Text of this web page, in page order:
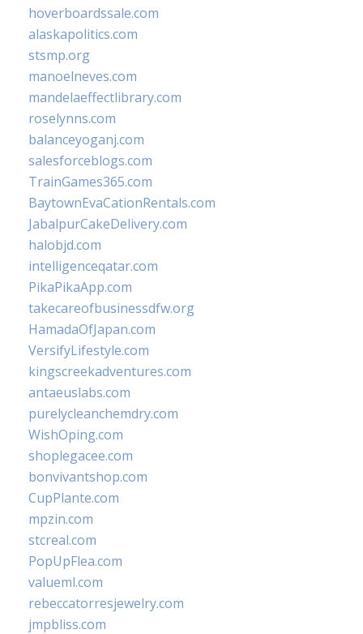
hoverboardssale.com
alaskapolitics.com
stsmp.org
manoelneves.com
mandelaeffectlibrary.com
roselynns.com
balanceyoganj.com
salesforceblogs.com
TrainGames365.com
BaytownEvaCationRentals.com
JabalpurCakeDelivery.com
halobjd.com
intelligenceqatar.com
PikaPikaApp.com
takecareofbusinessdfw.org
HamadaOfJapan.com
VersifyLifestyle.com
kingscreekadventures.com
antaeuslabs.com
purelycleanchemdry.com
WishOping.com
shoplegacee.com
bonvivantshop.com
CupPlante.com
mpzin.com
stcreal.com
PopUpFlea.com
valueml.com
rebeccatorresjewelry.com
jmpbliss.com